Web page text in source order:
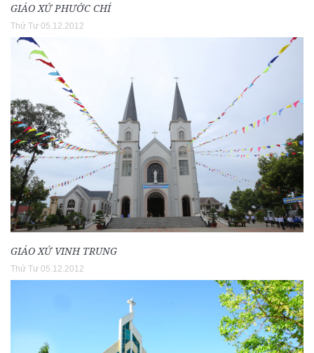
GIÁO XỨ PHƯỚC CHÍ
Thứ Tư 05.12.2012
GIÁO XỨ VINH TRUNG
Thứ Tư 05.12.2012